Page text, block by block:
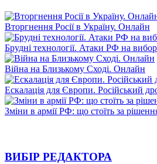
Вторгнення Росії в Україну. Онлайн
Брудні технології. Атаки РФ на
Війна на Близькому Сході. Онлайн
Ескалація для Європи. Російський
Зміни в армії РФ: що стоїть за
ВИБІР РЕДАКТОРА